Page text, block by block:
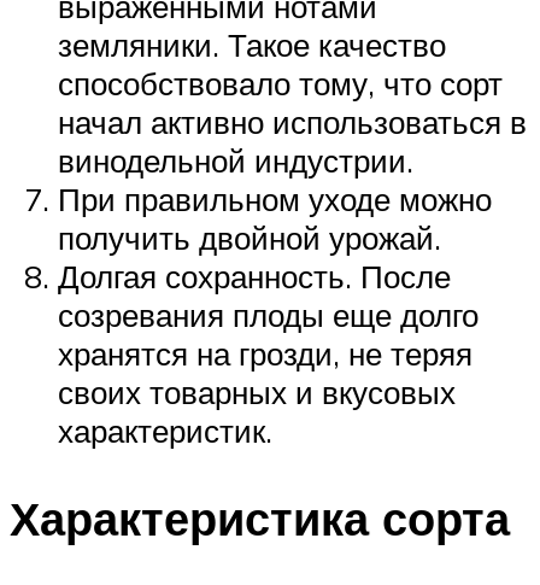
земляники. Такое качество
способствовало тому, что сорт
начал активно использоваться в
винодельной индустрии.
При правильном уходе можно
получить двойной урожай.
Долгая сохранность. После
созревания плоды еще долго
хранятся на грозди, не теряя
своих товарных и вкусовых
характеристик.
Характеристика сорта